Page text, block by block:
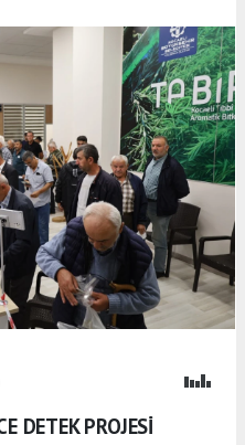
DETEK PROJESİ